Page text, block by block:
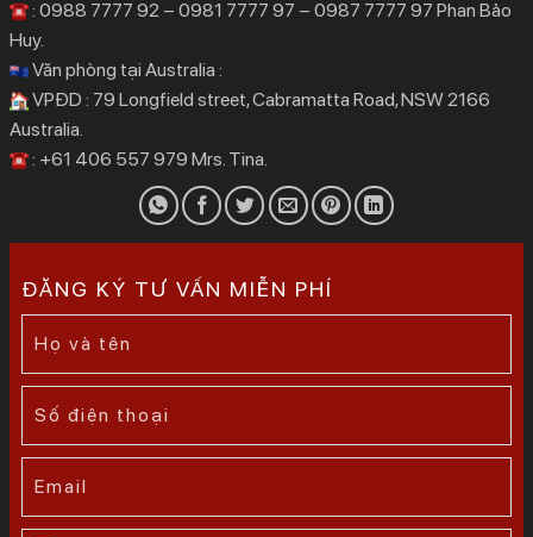
: 0988 7777 92 – 0981 7777 97 – 0987 7777 97 Phan Bảo
Huy.
Văn phòng tại Australia :
VPĐD : 79 Longfield street, Cabramatta Road, NSW 2166
Australia.
: +61 406 557 979 Mrs. Tina.
ĐĂNG KÝ TƯ VẤN MIỄN PHÍ